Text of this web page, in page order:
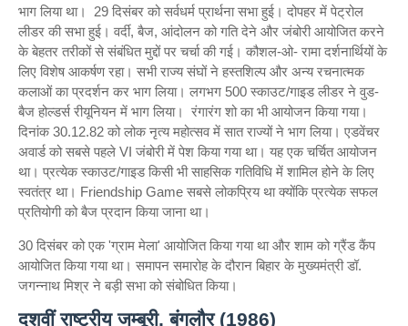
भाग लिया था। 29 दिसंबर को सर्वधर्म प्रार्थना सभा हुई। दोपहर में पेट्रोल
लीडर की सभा हुई। वर्दी, बैज, आंदोलन को गति देने और जंबोरी आयोजित करने
के बेहतर तरीकों से संबंधित मुद्दों पर चर्चा की गई। कौशल-ओ- रामा दर्शनार्थियों के
लिए विशेष आकर्षण रहा। सभी राज्य संघों ने हस्तशिल्प और अन्य रचनात्मक
कलाओं का प्रदर्शन कर भाग लिया। लगभग 500 स्काउट/गाइड लीडर ने वुड-
बैज होल्डर्स रीयूनियन में भाग लिया। रंगारंग शो का भी आयोजन किया गया।
दिनांक 30.12.82 को लोक नृत्य महोत्सव में सात राज्यों ने भाग लिया। एडवेंचर
अवार्ड को सबसे पहले VI जंबोरी में पेश किया गया था। यह एक चर्चित आयोजन
था। प्रत्येक स्काउट/गाइड किसी भी साहसिक गतिविधि में शामिल होने के लिए
स्वतंत्र था। Friendship Game सबसे लोकप्रिय था क्योंकि प्रत्येक सफल
प्रतियोगी को बैज प्रदान किया जाना था।
30 दिसंबर को एक 'ग्राम मेला' आयोजित किया गया था और शाम को ग्रैंड कैंप
आयोजित किया गया था। समापन समारोह के दौरान बिहार के मुख्यमंत्री डॉ.
जगन्नाथ मिश्र ने बड़ी सभा को संबोधित किया।
दशवीं राष्ट्रीय जम्बूरी, बंगलौर (1986)